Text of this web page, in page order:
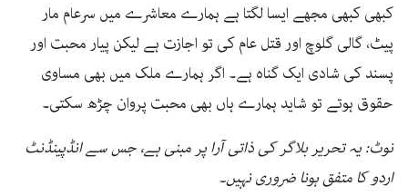
کبھی کبھی مجھے ایسا لگتا ہے ہمارے معاشرے میں سرعام مار
پیٹ، گالی گلوچ اور قتل عام کی تو اجازت ہے لیکن پیار محبت اور
پسند کی شادی ایک گناہ ہے۔ اگر ہمارے ملک میں بھی مساوی
حقوق ہوتے تو شاید ہمارے ہاں بھی محبت پروان چڑھ سکتی۔
نوٹ: یہ تحریر بلاگر کی ذاتی آرا پر مبنی ہے، جس سے انڈپینڈنٹ
اردو کا متفق ہونا ضروری نہیں۔